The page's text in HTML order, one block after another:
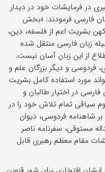
در فرمایشات خود در دیدار
فارسی فرمودند: «بخش
بشریت اعم از فلسفه، دین،
زبان فارسی منتقل شده
از این زبان آسان نیست.
فردوسی و دیگر بزرگان علم و
مورد استفاده کامل بشریت
فارسی در اختیار طالبان و
سیاقی تمام تلاش خود را در
شاهنامه فردوسی، دیوان
مستوقی، سفرنامه ناصر
مقام معظم رهبری قابل